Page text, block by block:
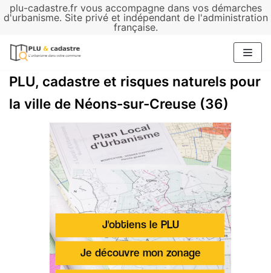
plu-cadastre.fr vous accompagne dans vos démarches
d'urbanisme. Site privé et indépendant de l'administration
française.
Aller
contenu
PLU, cadastre et risques naturels pour
la ville de Néons-sur-Creuse (36)